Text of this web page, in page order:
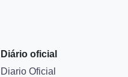
Diário oficial
Diario Oficial